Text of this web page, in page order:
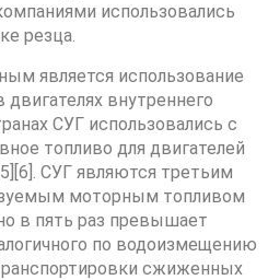
использовались
резца.
является использование
внутреннего
СУГ использовались с
топливо для двигателей
СУГ являются третьим
моторным топливом
в пять раз превышает
по водоизмещению
сжиженных